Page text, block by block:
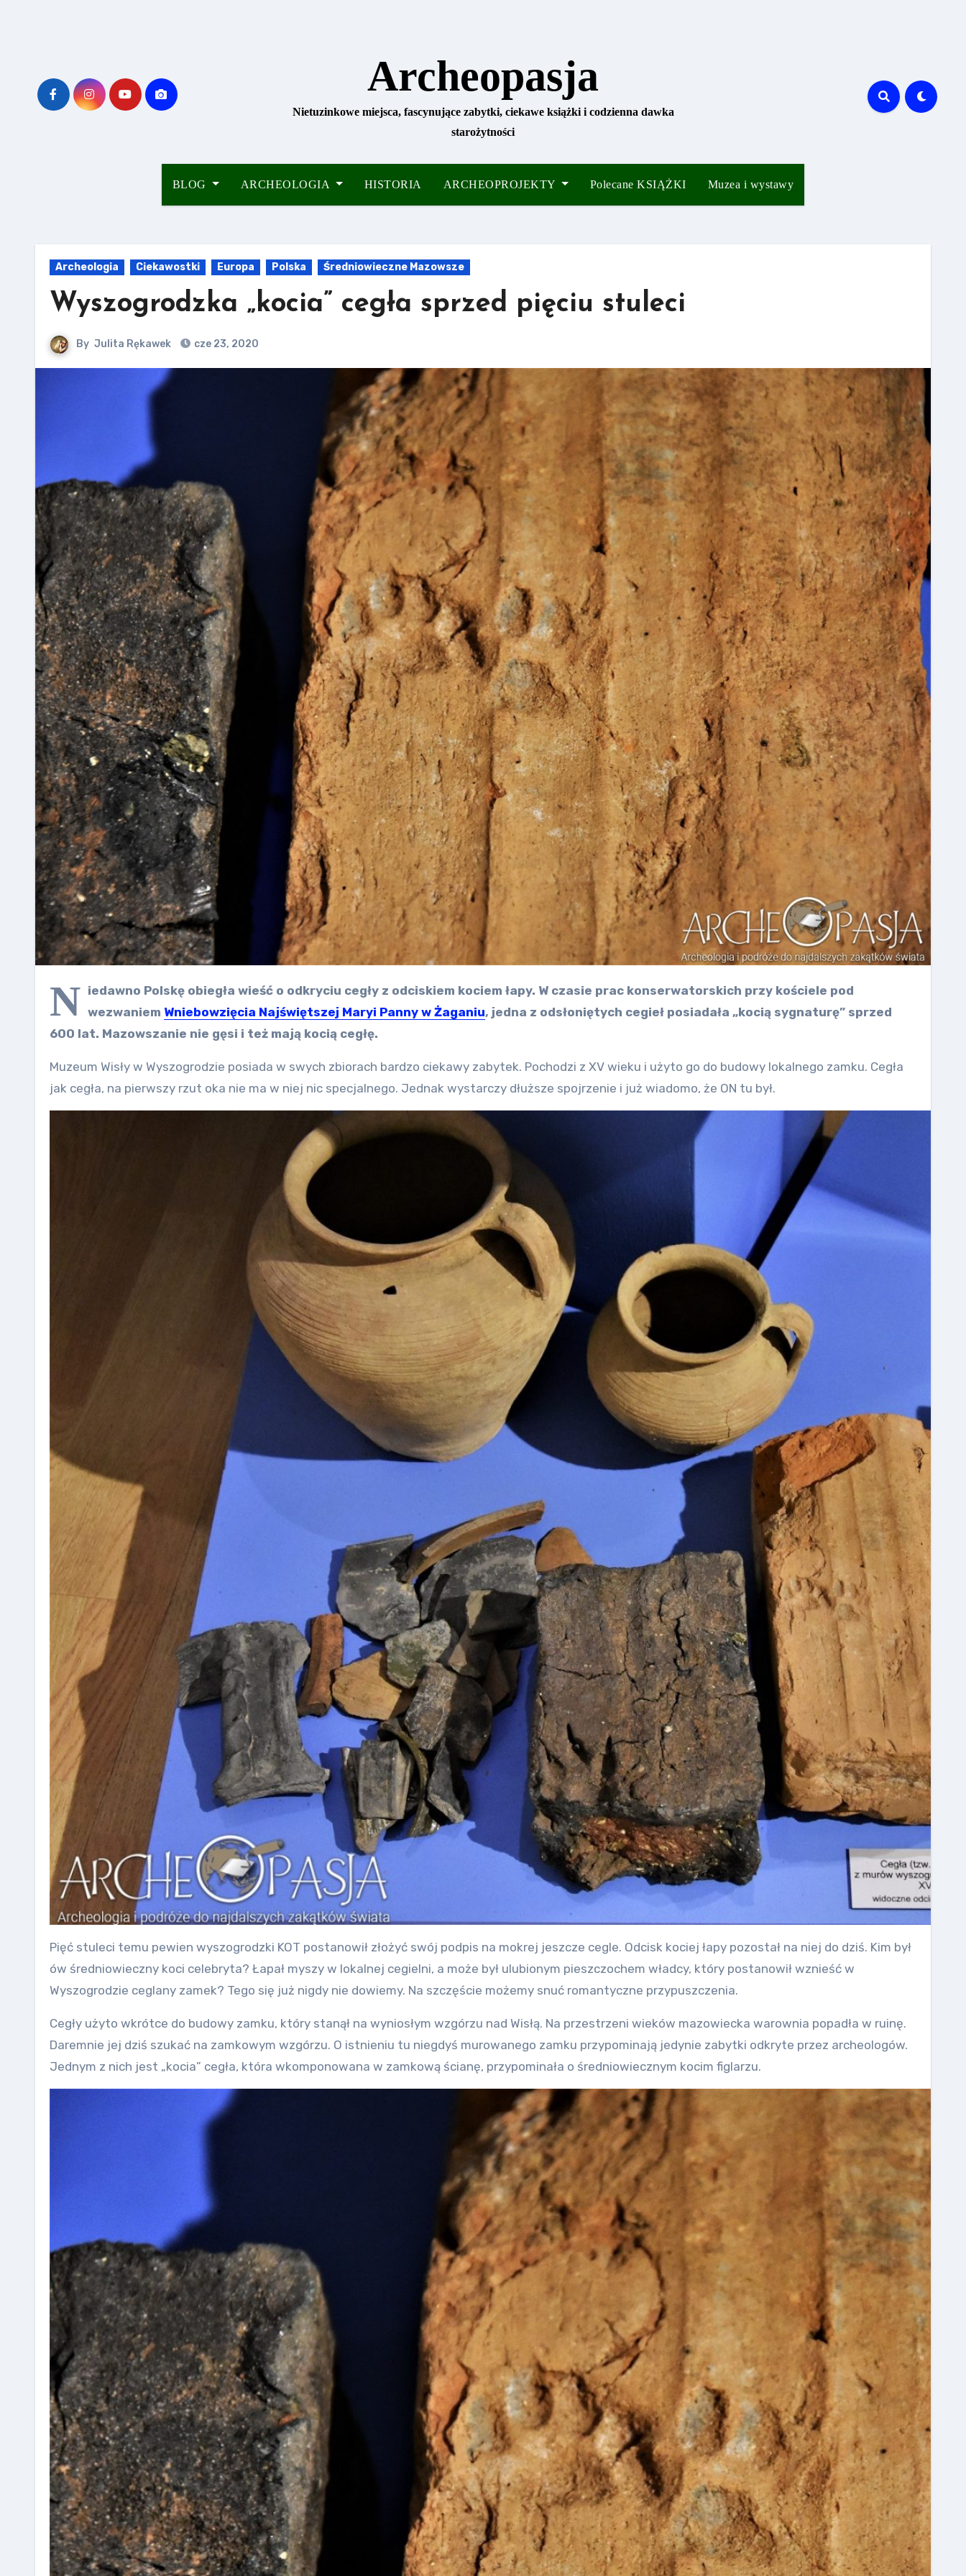
Archeopasja
Nietuzinkowe miejsca, fascynujące zabytki, ciekawe książki i codzienna dawka
starożytności
BLOG ARCHEOLOGIA HISTORIA ARCHEOPROJEKTY Polecane KSIĄŻKI Muzea i wystawy
Archeologia Ciekawostki Europa Polska Średniowieczne Mazowsze
Wyszogrodzka „kocia” cegła sprzed pięciu stuleci
By Julita Rękawek cze 23, 2020
N iedawno Polskę obiegła wieść o odkryciu cegły z odciskiem kociem łapy. W czasie prac konserwatorskich przy kościele pod
wezwaniem Wniebowzięcia Najświętszej Maryi Panny w Żaganiu, jedna z odsłoniętych cegieł posiadała „kocią sygnaturę” sprzed
600 lat. Mazowszanie nie gęsi i też mają kocią cegłę.
Muzeum Wisły w Wyszogrodzie posiada w swych zbiorach bardzo ciekawy zabytek. Pochodzi z XV wieku i użyto go do budowy lokalnego zamku. Cegła
jak cegła, na pierwszy rzut oka nie ma w niej nic specjalnego. Jednak wystarczy dłuższe spojrzenie i już wiadomo, że ON tu był.
Pięć stuleci temu pewien wyszogrodzki KOT postanowił złożyć swój podpis na mokrej jeszcze cegle. Odcisk kociej łapy pozostał na niej do dziś. Kim był
ów średniowieczny koci celebryta? Łapał myszy w lokalnej cegielni, a może był ulubionym pieszczochem władcy, który postanowił wznieść w
Wyszogrodzie ceglany zamek? Tego się już nigdy nie dowiemy. Na szczęście możemy snuć romantyczne przypuszczenia.
Cegły użyto wkrótce do budowy zamku, który stanął na wyniosłym wzgórzu nad Wisłą. Na przestrzeni wieków mazowiecka warownia popadła w ruinę.
Daremnie jej dziś szukać na zamkowym wzgórzu. O istnieniu tu niegdyś murowanego zamku przypominają jedynie zabytki odkryte przez archeologów.
Jednym z nich jest „kocia” cegła, która wkomponowana w zamkową ścianę, przypominała o średniowiecznym kocim figlarzu.